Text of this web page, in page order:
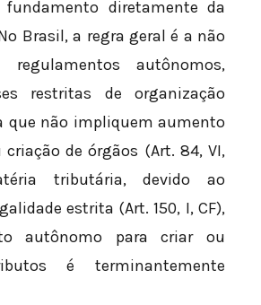
diretamente da
Brasil, a regra geral é a não
regulamentos autônomos,
restritas de organização
que não impliquem aumento
criação de órgãos (Art. 84, VI,
tributária, devido ao
estrita (Art. 150, I, CF),
autônomo para criar ou
é terminantemente